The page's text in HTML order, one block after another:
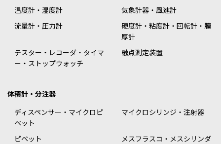
温度計・湿度計
気象計器・風速計
流量計・圧力計
硬度計・粘度計・回転計・膜
厚計
テスター・レコーダ・タイマ
ー・ストップウォッチ
融点測定装置
体積計・分注器
ディスペンサー・マイクロピ
ペット
マイクロシリンジ・注射器
ピペット
メスフラスコ・メスシリンダ